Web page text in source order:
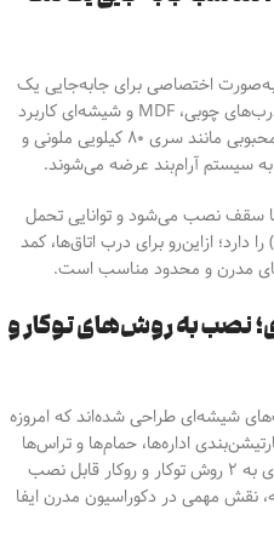
اختصاصی برای جابه‌جایی یک
لنگه درب طراحی شده است و در انواع درب‌های چوبی، MDF و شیشه‌ای کاربرد
به‌ویژه در مدل‌های محبوبی مانند سری ۸۰ کیلویی ملونی و
سقف نصب می‌شود و توانایی تحمل
ازاین‌رو برای درب‌ اتاق‌ها، کمد
مدرن و محدود مناسب است.
نصب به روش‌های توکار و
شیشه‌ای طراحی شده‌اند که امروزه
اداره‌ها، حمام‌ها و تراس‌ها
به‌شمار می‌رود. مکانیزم‌ درب‌های شیشه‌ای به ۲ روش توکار و روکار قابل نصب
مهمی در دکوراسیون مدرن ایفا